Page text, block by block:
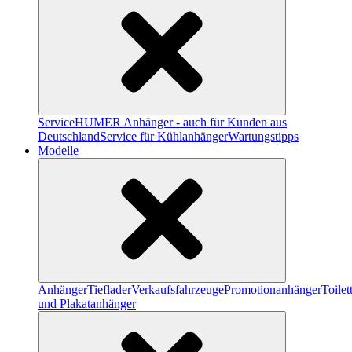
ServiceHUMER Anhänger - auch für Kunden aus
DeutschlandService für KühlanhängerWartungstipps
Modelle
AnhängerTiefladerVerkaufsfahrzeugePromotionanhänger
und Plakatanhänger